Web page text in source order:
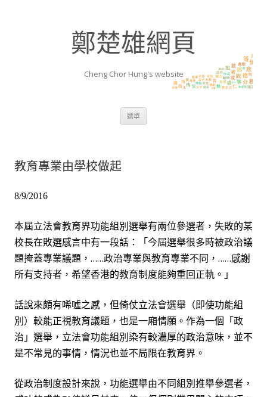
鄭楚雄網頁
Cheng Chor Hung's website
選單
教育專業由學校做起
8/9/2016
本屆立法會教育界功能組別選舉有兩位參選者，失敗的某
校長在敗選感言中有一段話：「今屆選舉很多時被政治議
題掩蓋專業議題，……政治專業與教育專業不同，……感謝
所有支持者，希望香港的教育制度能夠重回正軌。」
話說來頗有唏噓之感，但倚仗立法會選舉（即使功能組
別）較能正視教育議題，也是一廂情願。作為一個「政
治」選舉，立法會功能組別染有較濃厚的政治意味，並不
是不常見的事情，情況也並不局限在教育界。
從政治制度設計來說，功能選舉由不同組別推舉參選者，